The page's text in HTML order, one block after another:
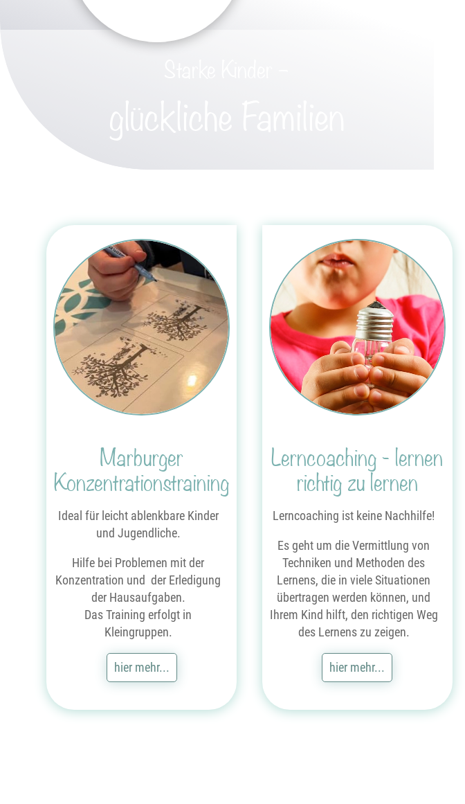
Marburger
Konzentrationstraining
Ideal für leicht ablenkbare Kinder
und Jugendliche.
Hilfe bei Problemen mit der
Konzentration und der Erledigung
der Hausaufgaben.
Das Training erfolgt in
Kleingruppen.
hier mehr...
Lerncoaching - lernen
richtig zu lernen
Lerncoaching ist keine Nachhilfe!
Es geht um die Vermittlung von
Techniken und Methoden des
Lernens, die in viele Situationen
übertragen werden können, und
Ihrem Kind hilft, den richtigen Weg
des Lernens zu zeigen.
hier mehr...